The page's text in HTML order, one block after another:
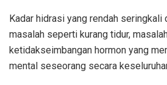
Kadar hidrasi yang rendah seringkali
masalah seperti kurang tidur,
ketidakseimbangan hormon yang
mental seseorang secara